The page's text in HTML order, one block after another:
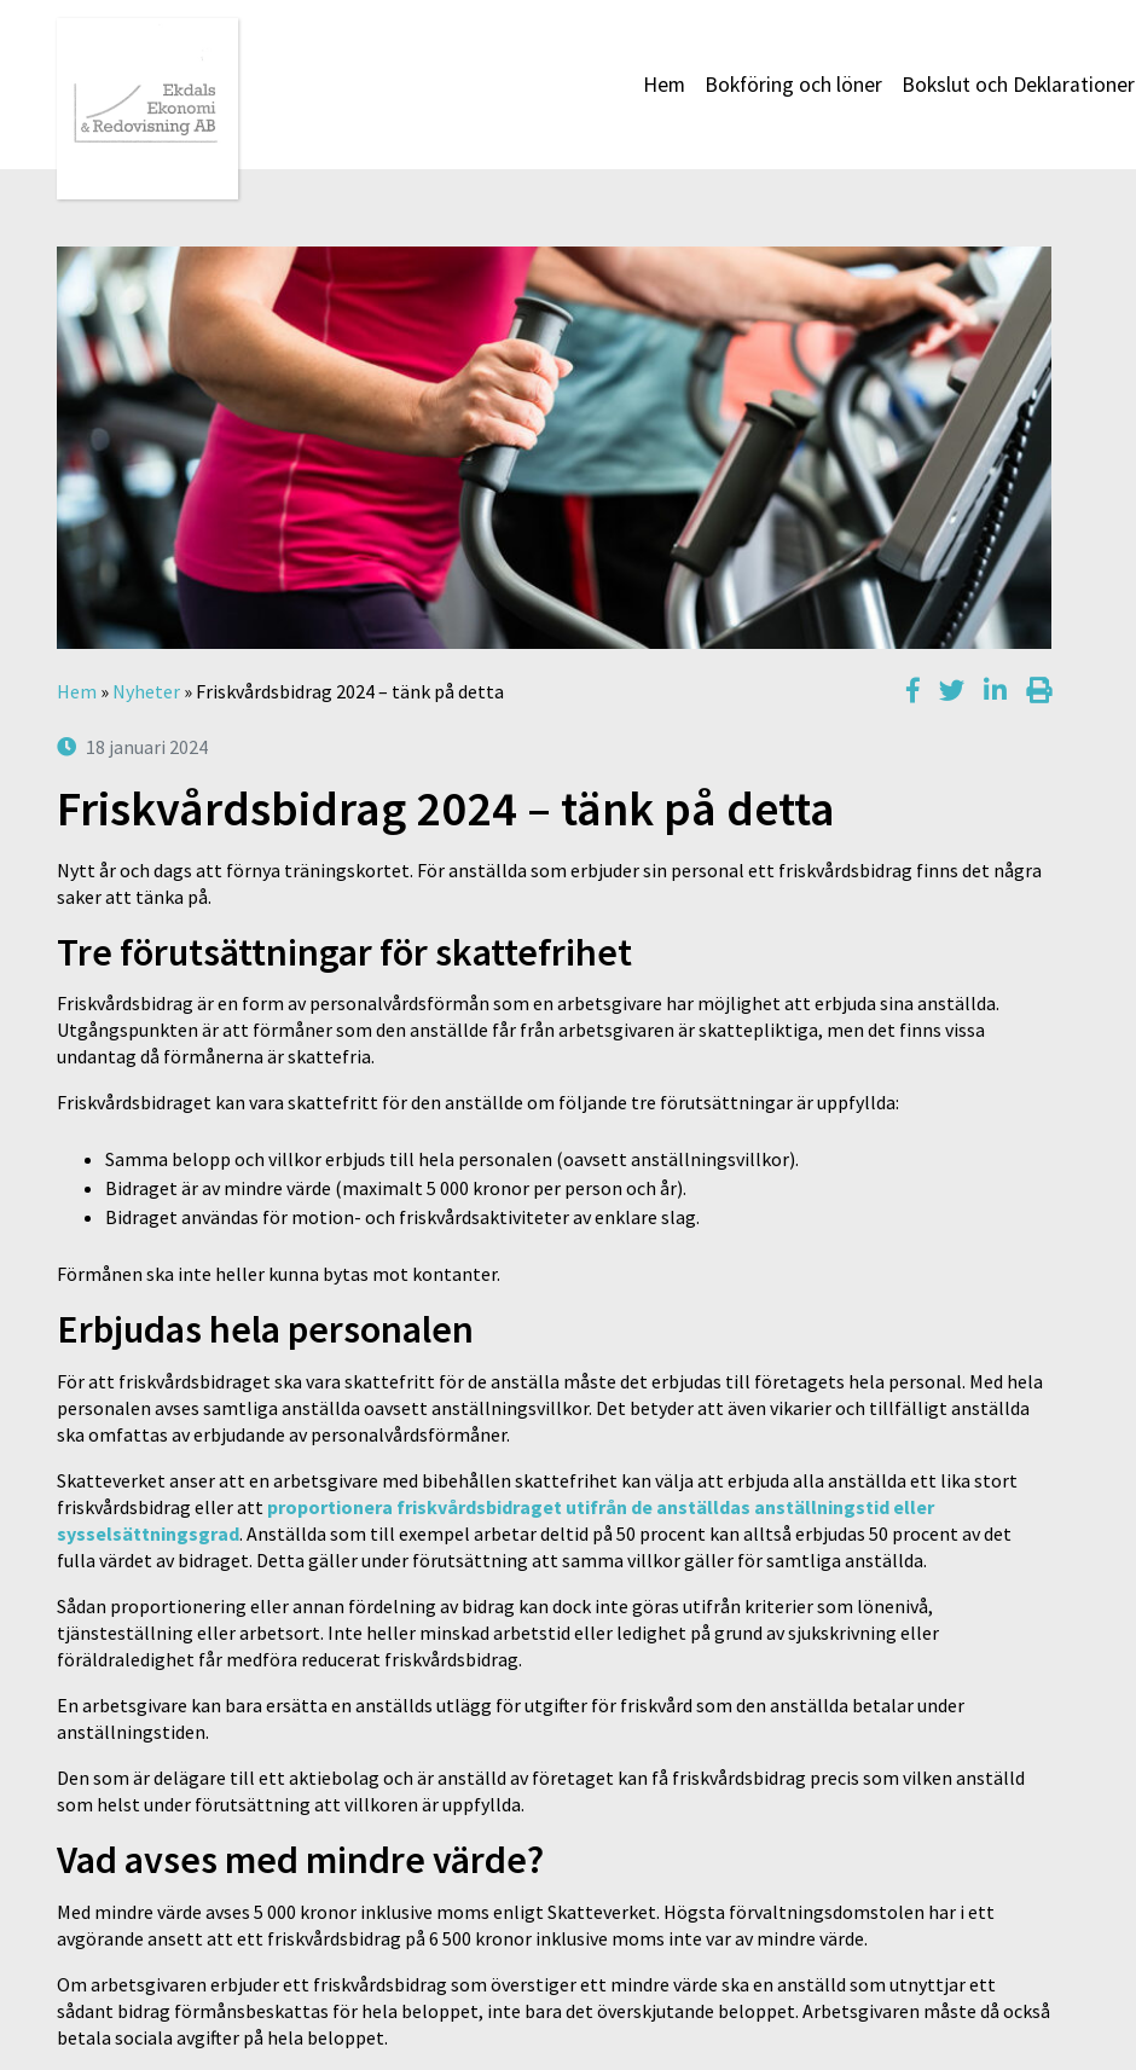
Hem Bokföring och löner Bokslut och Deklarationer
Hem » Nyheter » Friskvårdsbidrag 2024 – tänk på detta
18 januari 2024
Friskvårdsbidrag 2024 – tänk på detta
Nytt år och dags att förnya träningskortet. För anställda som erbjuder sin personal ett friskvårdsbidrag finns det några
saker att tänka på.
Tre förutsättningar för skattefrihet
Friskvårdsbidrag är en form av personalvårdsförmån som en arbetsgivare har möjlighet att erbjuda sina anställda.
Utgångspunkten är att förmåner som den anställde får från arbetsgivaren är skattepliktiga, men det finns vissa
undantag då förmånerna är skattefria.
Friskvårdsbidraget kan vara skattefritt för den anställde om följande tre förutsättningar är uppfyllda:
Samma belopp och villkor erbjuds till hela personalen (oavsett anställningsvillkor).
Bidraget är av mindre värde (maximalt 5 000 kronor per person och år).
Bidraget användas för motion- och friskvårdsaktiviteter av enklare slag.
Förmånen ska inte heller kunna bytas mot kontanter.
Erbjudas hela personalen
För att friskvårdsbidraget ska vara skattefritt för de anställa måste det erbjudas till företagets hela personal. Med hela
personalen avses samtliga anställda oavsett anställningsvillkor. Det betyder att även vikarier och tillfälligt anställda
ska omfattas av erbjudande av personalvårdsförmåner.
Skatteverket anser att en arbetsgivare med bibehållen skattefrihet kan välja att erbjuda alla anställda ett lika stort
friskvårdsbidrag eller att proportionera friskvårdsbidraget utifrån de anställdas anställningstid eller
sysselsättningsgrad. Anställda som till exempel arbetar deltid på 50 procent kan alltså erbjudas 50 procent av det
fulla värdet av bidraget. Detta gäller under förutsättning att samma villkor gäller för samtliga anställda.
Sådan proportionering eller annan fördelning av bidrag kan dock inte göras utifrån kriterier som lönenivå,
tjänsteställning eller arbetsort. Inte heller minskad arbetstid eller ledighet på grund av sjukskrivning eller
föräldraledighet får medföra reducerat friskvårdsbidrag.
En arbetsgivare kan bara ersätta en anställds utlägg för utgifter för friskvård som den anställda betalar under
anställningstiden.
Den som är delägare till ett aktiebolag och är anställd av företaget kan få friskvårdsbidrag precis som vilken anställd
som helst under förutsättning att villkoren är uppfyllda.
Vad avses med mindre värde?
Med mindre värde avses 5 000 kronor inklusive moms enligt Skatteverket. Högsta förvaltningsdomstolen har i ett
avgörande ansett att ett friskvårdsbidrag på 6 500 kronor inklusive moms inte var av mindre värde.
Om arbetsgivaren erbjuder ett friskvårdsbidrag som överstiger ett mindre värde ska en anställd som utnyttjar ett
sådant bidrag förmånsbeskattas för hela beloppet, inte bara det överskjutande beloppet. Arbetsgivaren måste då också
betala sociala avgifter på hela beloppet.